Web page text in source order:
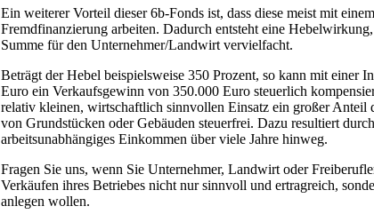
Ein weiterer Vorteil dieser 6b-Fonds ist, dass diese meist mit
Fremdfinanzierung arbeiten. Dadurch entsteht eine
Summe für den Unternehmer/Landwirt vervielfacht.
Beträgt der Hebel beispielsweise 350 Prozent, so kann mit einer
Euro ein Verkaufsgewinn von 350.000 Euro steuerlich
relativ kleinen, wirtschaftlich sinnvollen Einsatz ein großer Anteil
von Grundstücken oder Gebäuden steuerfrei. Dazu resultiert
arbeitsunabhängiges Einkommen über viele Jahre hinweg.
Fragen Sie uns, wenn Sie Unternehmer, Landwirt oder
Verkäufen ihres Betriebes nicht nur sinnvoll und ertragreich,
anlegen wollen.